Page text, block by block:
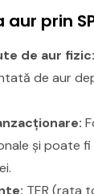
prin
de aur fizic:
de aur
și poate
TER (rata